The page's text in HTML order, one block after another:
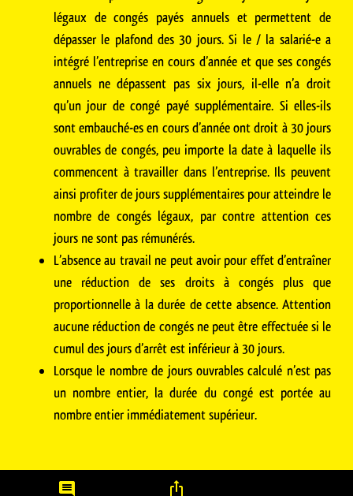
légaux de congés payés annuels et permettent de
dépasser le plafond des 30 jours. Si le / la salarié-e a
intégré l’entreprise en cours d’année et que ses congés
annuels ne dépassent pas six jours, il-elle n’a droit
qu’un jour de congé payé supplémentaire. Si elles-ils
sont embauché-es en cours d’année ont droit à 30 jours
ouvrables de congés, peu importe la date à laquelle ils
commencent à travailler dans l’entreprise. Ils peuvent
ainsi profiter de jours supplémentaires pour atteindre le
nombre de congés légaux, par contre attention ces
jours ne sont pas rémunérés.
L’absence au travail ne peut avoir pour effet d’entraîner
une réduction de ses droits à congés plus que
proportionnelle à la durée de cette absence. Attention
aucune réduction de congés ne peut être effectuée si le
cumul des jours d’arrêt est inférieur à 30 jours.
Lorsque le nombre de jours ouvrables calculé n’est pas
un nombre entier, la durée du congé est portée au
nombre entier immédiatement supérieur.